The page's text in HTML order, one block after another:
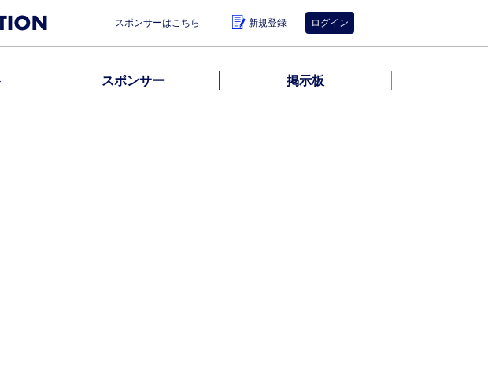
スポンサーはこちら 新規登録 ログイン
スポンサー 掲示板